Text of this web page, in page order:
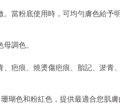
當粉底使用時，可均勻膚色給予
調色。
疤痕、燒燙傷疤痕、胎記、淤青
瑚色和粉紅色，提供最適合您肌